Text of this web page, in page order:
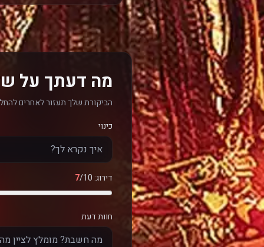
מה דעתך על
הביקורת שלך תעזור לאחרים
כינוי
דירוג: 7/10
חוות דעת